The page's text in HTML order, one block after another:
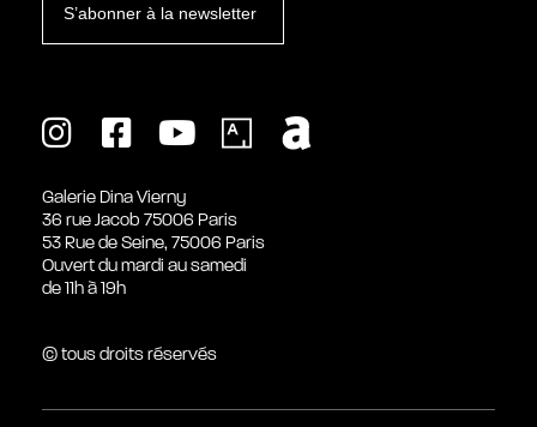
S’abonner à la newsletter
Galerie Dina Vierny
36 rue Jacob 75006 Paris
53 Rue de Seine, 75006 Paris
Ouvert du mardi au samedi
de 11h à 19h
© tous droits réservés